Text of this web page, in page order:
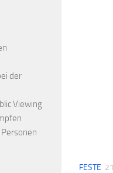
FESTE
der
Viewing